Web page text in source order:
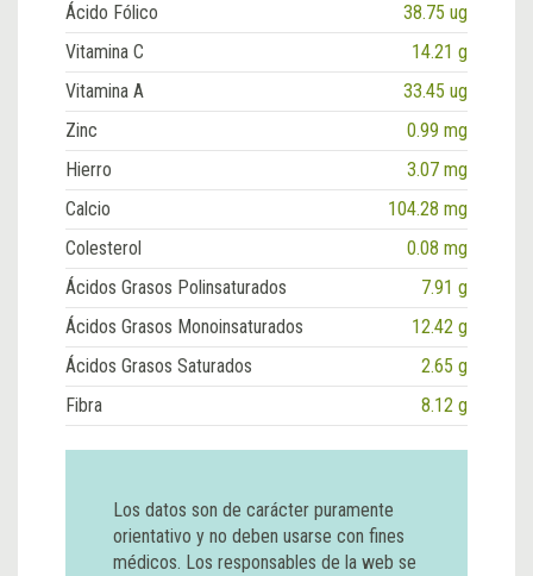
Ácido Fólico
38.75 ug
Vitamina C
14.21 g
Vitamina A
33.45 ug
Zinc
0.99 mg
Hierro
3.07 mg
Calcio
104.28 mg
Colesterol
0.08 mg
Ácidos Grasos Polinsaturados
7.91 g
Ácidos Grasos Monoinsaturados
12.42 g
Ácidos Grasos Saturados
2.65 g
Fibra
8.12 g
Los datos son de carácter puramente
orientativo y no deben usarse con fines
médicos. Los responsables de la web se